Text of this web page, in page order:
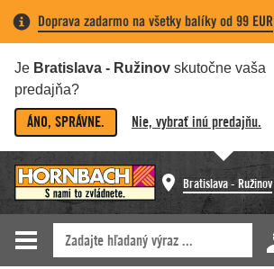
Doprava zadarmo na všetky balíky od 99 EUR
Je Bratislava - Ružinov skutočne vaša
predajňa?
ÁNO, SPRÁVNE. Nie, vybrať inú predajňu.
Bratislava - Ružinov